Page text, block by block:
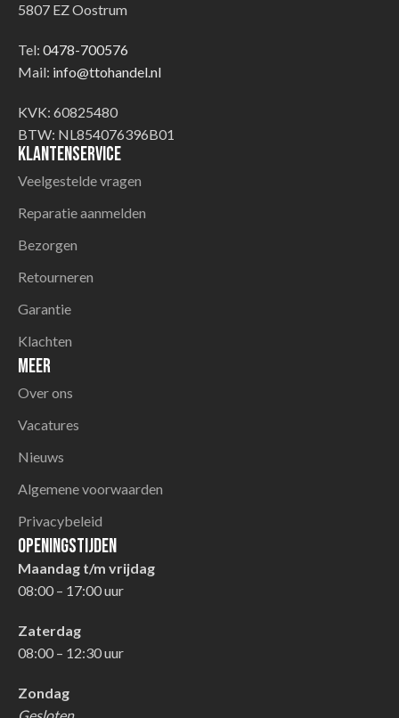
5807 EZ Oostrum
Tel: 0478-700576
Mail: info@ttohandel.nl
KVK: 60825480
BTW: NL854076396B01
Klantenservice
Veelgestelde vragen
Reparatie aanmelden
Bezorgen
Retourneren
Garantie
Klachten
Meer
Over ons
Vacatures
Nieuws
Algemene voorwaarden
Privacybeleid
Openingstijden
Maandag t/m vrijdag
08:00 – 17:00 uur
Zaterdag
08:00 – 12:30 uur
Zondag